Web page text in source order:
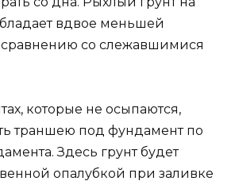
вдвое меньшей
сравнению со слежавшимися
которые не осыпаются,
траншею под фундамент по
Здесь грунт будет
опалубкой при заливке